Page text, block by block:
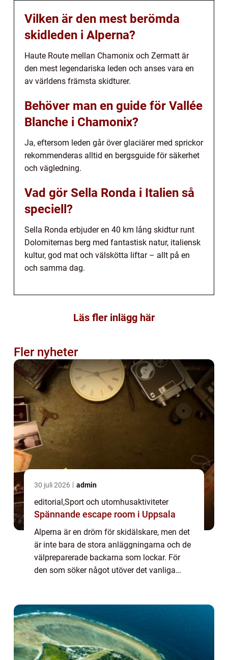
Vilken är den mest berömda
skidleden i Alperna?
Haute Route mellan Chamonix och Zermatt är
den mest legendariska leden och anses vara en
av världens främsta skidturer.
Behöver man en guide för Vallée
Blanche i Chamonix?
Ja, eftersom leden går över glaciärer med sprickor
rekommenderas alltid en bergsguide för säkerhet
och vägledning.
Vad gör Sella Ronda i Italien så
speciell?
Sella Ronda erbjuder en 40 km lång skidtur runt
Dolomiternas berg med fantastisk natur, italiensk
kultur, god mat och välskötta liftar – allt på en
och samma dag.
Läs fler inlägg här
Fler nyheter
30 juli 2026 admin
editorial,Sport och utomhusaktiviteter
Spännande escape room i Uppsala
Alperna är en dröm för skidälskare, men det
är inte bara de stora anläggningarna och de
välpreparerade backarna som lockar. För
den som söker något utöver det vanliga